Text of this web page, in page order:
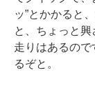
ッ”とかかると
と、ちょっと
走りはあるの
るぞと。